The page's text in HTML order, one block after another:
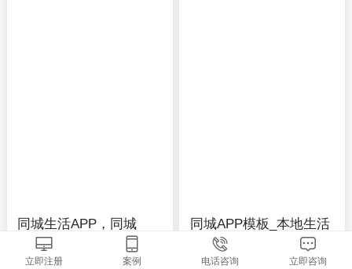
同城生活APP，同城
APP主题模板，同城
APP素材-应用公园
同城APP模板_本地生活
APP模板_同城美食、旅
游、社区、购物-应用公
立即注册 案例 电话咨询 立即咨询